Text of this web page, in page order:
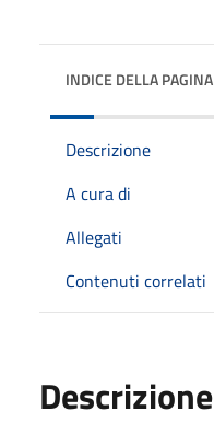
INDICE DELLA PAGINA
Descrizione
A cura di
Allegati
Contenuti correlati
Descrizione